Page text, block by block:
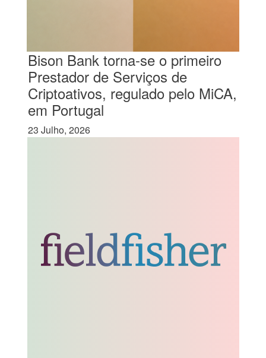
Bison Bank torna-se o primeiro
Prestador de Serviços de
Criptoativos, regulado pelo MiCA,
em Portugal
23 Julho, 2026